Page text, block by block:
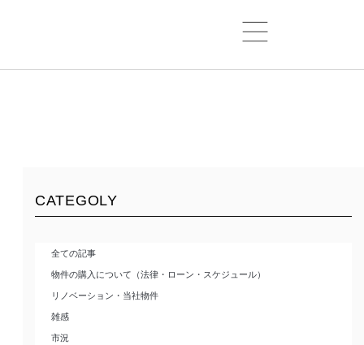
CATEGOLY
全ての記事
物件の購入について（法律・ローン・スケジュール）
リノベーション・当社物件
雑感
市況